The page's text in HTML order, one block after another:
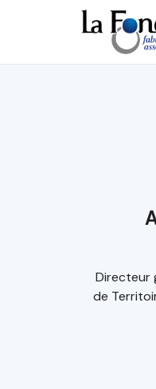
principal
Directeur
de